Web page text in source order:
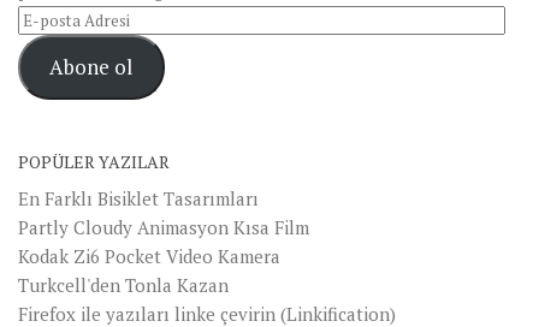
E-
posta
AdresiAbone ol
POPÜLER YAZILAR
En Farklı Bisiklet Tasarımları
Partly Cloudy Animasyon Kısa Film
Kodak Zi6 Pocket Video Kamera
Turkcell'den Tonla Kazan
Firefox ile yazıları linke çevirin (Linkification)